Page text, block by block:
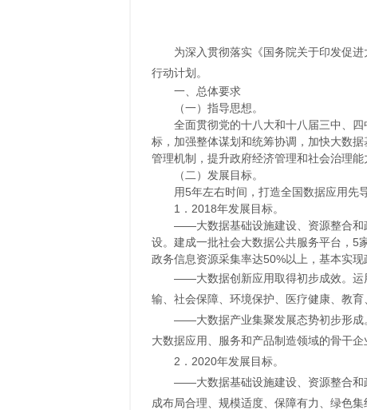
为深入贯彻落实《国务院关于印发促
行动计划。
一、总体要求
（一）指导思想。
全面贯彻党的十八大和十八届三中、
标，加强整体谋划和统筹协调，加快大数
管理机制，提升政府经济管理和社会治理
（二）发展目标。
用5年左右时间，打造全国数据应用先
1．2018年发展目标。
——大数据基础设施建设、资源整合和
设。建成一批社会大数据公共服务平台，5
政务信息资源采集率达50%以上，基本实
——大数据创新应用取得初步成效。运
输、社会保障、环境保护、医疗健康、教
——大数据产业集聚发展态势初步形成
大数据应用、服务和产品制造领域的骨干
2．2020年发展目标。
——大数据基础设施建设、资源整合和
成布局合理、规模适度、保障有力、绿色